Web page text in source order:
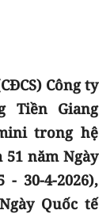
Công ty
Tiền Giang
trong hệ
51 năm Ngày
- 30-4-2026),
Quốc tế